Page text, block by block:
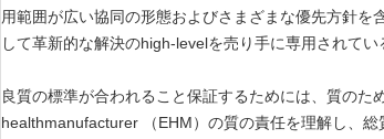
用範囲が広い協同の形態およびさまざまな優先方針
して革新的な解決のhigh-levelを売り手に専用されてい
良質の標準が合われること保証するためには、質の
healthmanufacturer （EHM）の質の責任を理解し、